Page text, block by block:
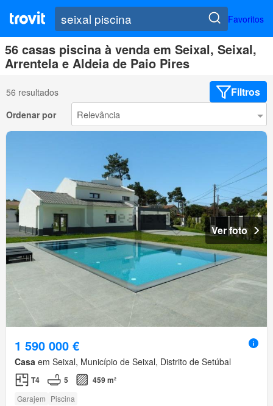
Favoritos
56 casas piscina à venda em Seixal, Seixal,
Arrentela e Aldeia de Paio Pires
56 resultados Filtros
Ordenar por
Ver foto
1 590 000 €
Casa em Seixal, Município de Seixal, Distrito de Setúbal
T4 5 459 m²
Garajem Piscina